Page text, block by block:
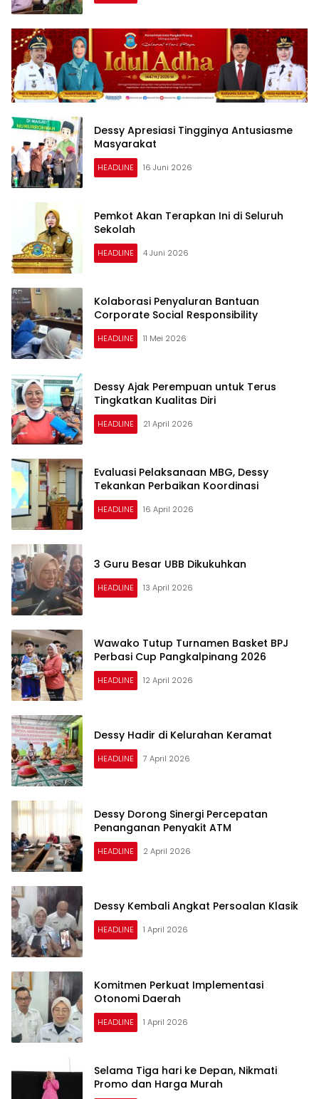
Dessy Apresiasi Tingginya Antusiasme
Masyarakat
HEADLINE 16 Juni 2026
Pemkot Akan Terapkan Ini di Seluruh
Sekolah
HEADLINE 4 Juni 2026
Kolaborasi Penyaluran Bantuan
Corporate Social Responsibility
HEADLINE 11 Mei 2026
Dessy Ajak Perempuan untuk Terus
Tingkatkan Kualitas Diri
HEADLINE 21 April 2026
Evaluasi Pelaksanaan MBG, Dessy
Tekankan Perbaikan Koordinasi
HEADLINE 16 April 2026
3 Guru Besar UBB Dikukuhkan
HEADLINE 13 April 2026
Wawako Tutup Turnamen Basket BPJ
Perbasi Cup Pangkalpinang 2026
HEADLINE 12 April 2026
Dessy Hadir di Kelurahan Keramat
HEADLINE 7 April 2026
Dessy Dorong Sinergi Percepatan
Penanganan Penyakit ATM
HEADLINE 2 April 2026
Dessy Kembali Angkat Persoalan Klasik
HEADLINE 1 April 2026
Komitmen Perkuat Implementasi
Otonomi Daerah
HEADLINE 1 April 2026
Selama Tiga hari ke Depan, Nikmati
Promo dan Harga Murah